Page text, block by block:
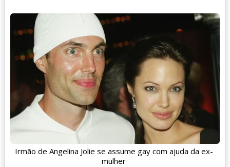
Irmão de Angelina Jolie se assume gay com ajuda da ex-
mulher